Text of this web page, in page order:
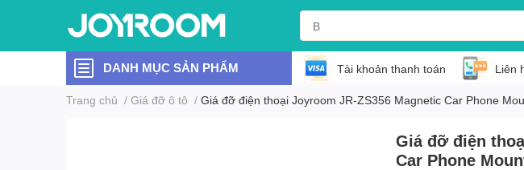
DANH MỤC SẢN PHẨM Tài khoản thanh toán Liên
Trang chủ / Giá đỡ ô tô / Giá đỡ điện thoại Joyroom JR-ZS356 Magnetic Car Phone
Giá đỡ điện
Car Phone